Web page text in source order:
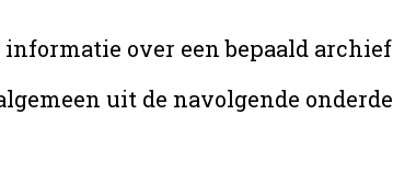
over een bepaald
uit de navolgende